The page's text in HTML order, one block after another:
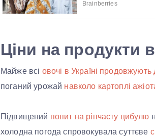
Ціни на продукти
Майже всі овочі в Україні
поганий урожай навколо картоплі
Підвищений попит на ріпчасту цибулю
холодна погода спровокувала суттєве